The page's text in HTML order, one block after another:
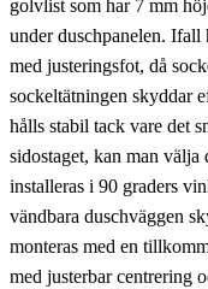
golvlist som har 7 mm
under duschpanelen.
med justeringsfot, då
sockeltätningen skyddar
hålls stabil tack vare det
sidostaget, kan man välja
installeras i 90 graders
vändbara duschväggen
monteras med en
med justerbar centrering